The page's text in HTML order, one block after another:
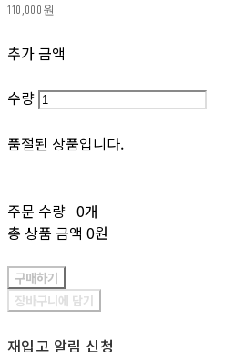
110,000원
추가 금액
수량
품절된 상품입니다.
주문 수량 0개
총 상품 금액 0원
구매하기
장바구니에 담기
재입고 알림 신청